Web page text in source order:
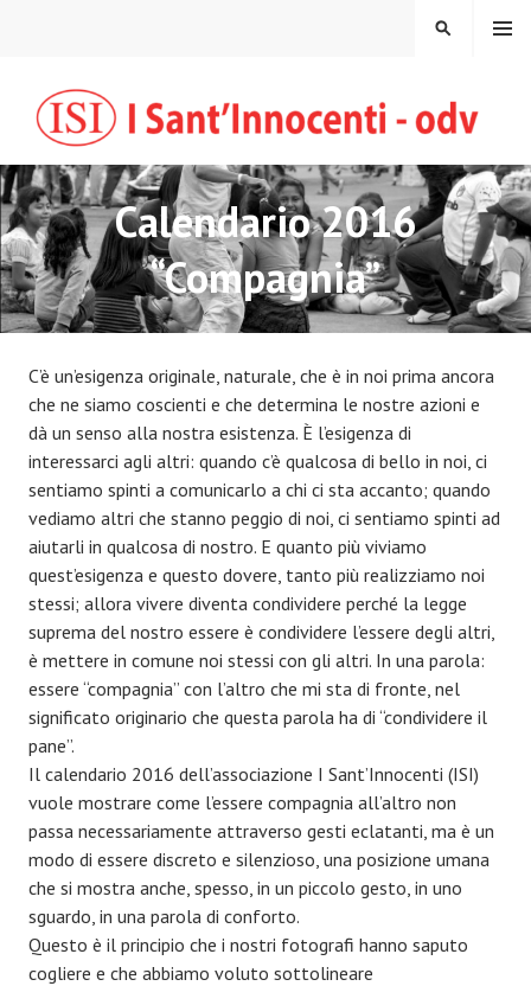
MENU
CERCA
Calendario 2016
“Compagnia”
C’è un’esigenza originale, naturale, che è in noi prima ancora
che ne siamo coscienti e che determina le nostre azioni e
dà un senso alla nostra esistenza. È l’esigenza di
interessarci agli altri: quando c’è qualcosa di bello in noi, ci
sentiamo spinti a comunicarlo a chi ci sta accanto; quando
vediamo altri che stanno peggio di noi, ci sentiamo spinti ad
aiutarli in qualcosa di nostro. E quanto più viviamo
quest’esigenza e questo dovere, tanto più realizziamo noi
stessi; allora vivere diventa condividere perché la legge
suprema del nostro essere è condividere l’essere degli altri,
è mettere in comune noi stessi con gli altri. In una parola:
essere “compagnia” con l’altro che mi sta di fronte, nel
significato originario che questa parola ha di “condividere il
pane”.
Il calendario 2016 dell’associazione I Sant’Innocenti (ISI)
vuole mostrare come l’essere compagnia all’altro non
passa necessariamente attraverso gesti eclatanti, ma è un
modo di essere discreto e silenzioso, una posizione umana
che si mostra anche, spesso, in un piccolo gesto, in uno
sguardo, in una parola di conforto.
Questo è il principio che i nostri fotografi hanno saputo
cogliere e che abbiamo voluto sottolineare